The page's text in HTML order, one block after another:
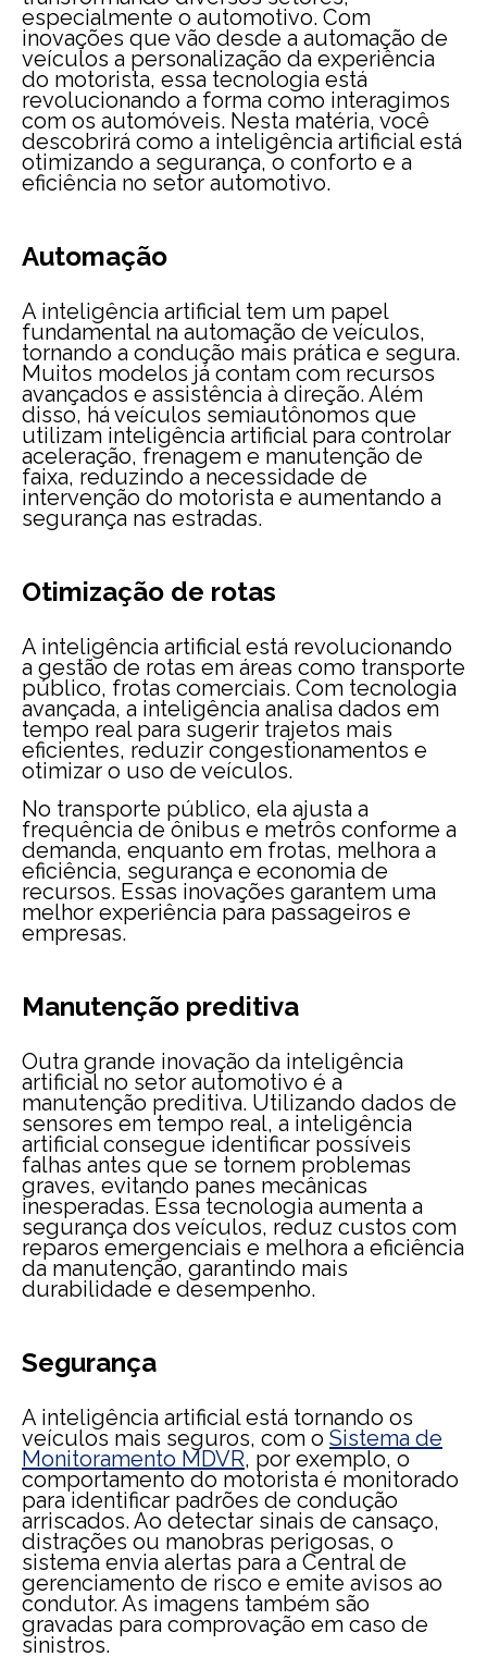
especialmente o automotivo. Com
inovações que vão desde a automação de
veículos a personalização da experiência
do motorista, essa tecnologia está
revolucionando a forma como interagimos
com os automóveis. Nesta matéria, você
descobrirá como a inteligência artificial está
otimizando a segurança, o conforto e a
eficiência no setor automotivo.
Automação
A inteligência artificial tem um papel
fundamental na automação de veículos,
tornando a condução mais prática e segura.
Muitos modelos já contam com recursos
avançados e assistência à direção. Além
disso, há veículos semiautônomos que
utilizam inteligência artificial para controlar
aceleração, frenagem e manutenção de
faixa, reduzindo a necessidade de
intervenção do motorista e aumentando a
segurança nas estradas.
Otimização de rotas
A inteligência artificial está revolucionando
a gestão de rotas em áreas como transporte
público, frotas comerciais. Com tecnologia
avançada, a inteligência analisa dados em
tempo real para sugerir trajetos mais
eficientes, reduzir congestionamentos e
otimizar o uso de veículos.
No transporte público, ela ajusta a
frequência de ônibus e metrôs conforme a
demanda, enquanto em frotas, melhora a
eficiência, segurança e economia de
recursos. Essas inovações garantem uma
melhor experiência para passageiros e
empresas.
Manutenção preditiva
Outra grande inovação da inteligência
artificial no setor automotivo é a
manutenção preditiva. Utilizando dados de
sensores em tempo real, a inteligência
artificial consegue identificar possíveis
falhas antes que se tornem problemas
graves, evitando panes mecânicas
inesperadas. Essa tecnologia aumenta a
segurança dos veículos, reduz custos com
reparos emergenciais e melhora a eficiência
da manutenção, garantindo mais
durabilidade e desempenho.
Segurança
A inteligência artificial está tornando os
veículos mais seguros, com o Sistema de
Monitoramento MDVR, por exemplo, o
comportamento do motorista é monitorado
para identificar padrões de condução
arriscados. Ao detectar sinais de cansaço,
distrações ou manobras perigosas, o
sistema envia alertas para a Central de
gerenciamento de risco e emite avisos ao
condutor. As imagens também são
gravadas para comprovação em caso de
sinistros.